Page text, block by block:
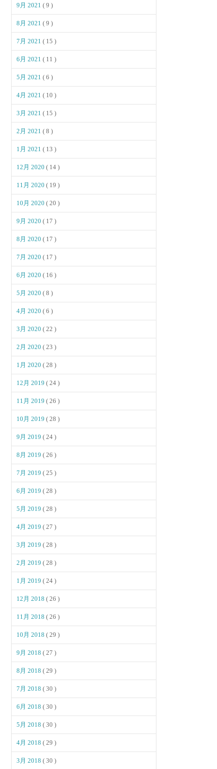
9月 2021( 9 )
8月 2021( 9 )
7月 2021( 15 )
6月 2021( 11 )
5月 2021( 6 )
4月 2021( 10 )
3月 2021( 15 )
2月 2021( 8 )
1月 2021( 13 )
12月 2020( 14 )
11月 2020( 19 )
10月 2020( 20 )
9月 2020( 17 )
8月 2020( 17 )
7月 2020( 17 )
6月 2020( 16 )
5月 2020( 8 )
4月 2020( 6 )
3月 2020( 22 )
2月 2020( 23 )
1月 2020( 28 )
12月 2019( 24 )
11月 2019( 26 )
10月 2019( 28 )
9月 2019( 24 )
8月 2019( 26 )
7月 2019( 25 )
6月 2019( 28 )
5月 2019( 28 )
4月 2019( 27 )
3月 2019( 28 )
2月 2019( 28 )
1月 2019( 24 )
12月 2018( 26 )
11月 2018( 26 )
10月 2018( 29 )
9月 2018( 27 )
8月 2018( 29 )
7月 2018( 30 )
6月 2018( 30 )
5月 2018( 30 )
4月 2018( 29 )
3月 2018( 30 )